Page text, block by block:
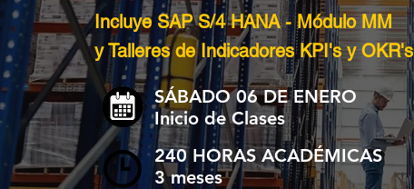
Incluye SAP S/4 HANA - Módulo MM
y Talleres de Indicadores KPI's y OKR's
SÁBADO 06 DE ENERO
Inicio de Clases
240 HORAS ACADÉMICAS
3 meses